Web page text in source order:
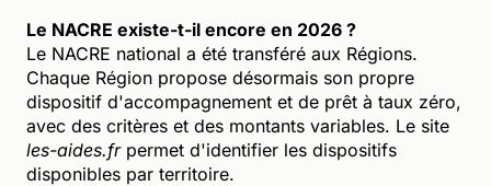
Le NACRE existe-t-il encore en 2026 ?
Le NACRE national a été transféré aux Régions.
Chaque Région propose désormais son propre
dispositif d'accompagnement et de prêt à taux zéro,
avec des critères et des montants variables. Le site
les-aides.frpermet d'identifier les dispositifs
disponibles par territoire.